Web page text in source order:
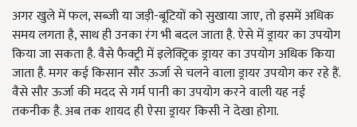
अगर खुले में फल, सब्जी या जड़ी-बूटियों को सुखाया जाए, तो इसमें अधिक
समय लगता है, साथ ही उनका रंग भी बदल जाता है. ऐसे में ड्रायर का उपयोग
किया जा सकता है. वैसे फैक्ट्री में इलेक्ट्रिक ड्रायर का उपयोग अधिक किया
जाता है. मगर कई किसान सौर ऊर्जा से चलने वाला ड्रायर उपयोग कर रहे हैं.
वैसे सौर ऊर्जा की मदद से गर्म पानी का उपयोग करने वाली यह नई
तकनीक है. अब तक शायद ही ऐसा ड्रायर किसी ने देखा होगा.